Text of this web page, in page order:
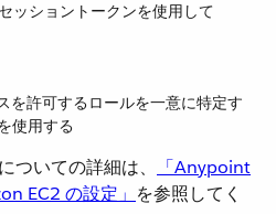
ッショントークンを使用して
を許可するロールを一意に特定す
使用する
ついての詳細は、​
「Anypoint
EC2 の設定」 ​を参照してく